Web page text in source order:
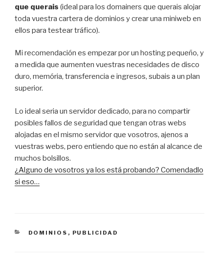
que querais (ideal para los domainers que querais alojar
toda vuestra cartera de dominios y crear una miniweb en
ellos para testear tráfico).
Mi recomendación es empezar por un hosting pequeño, y
a medida que aumenten vuestras necesidades de disco
duro, memória, transferencia e ingresos, subais a un plan
superior.
Lo ideal seria un servidor dedicado, para no compartir
posibles fallos de seguridad que tengan otras webs
alojadas en el mismo servidor que vosotros, ajenos a
vuestras webs, pero entiendo que no están al alcance de
muchos bolsillos.
¿Alguno de vosotros ya los está probando? Comendadlo
si eso…
CATEGORÍAS
DOMINIOS , PUBLICIDAD